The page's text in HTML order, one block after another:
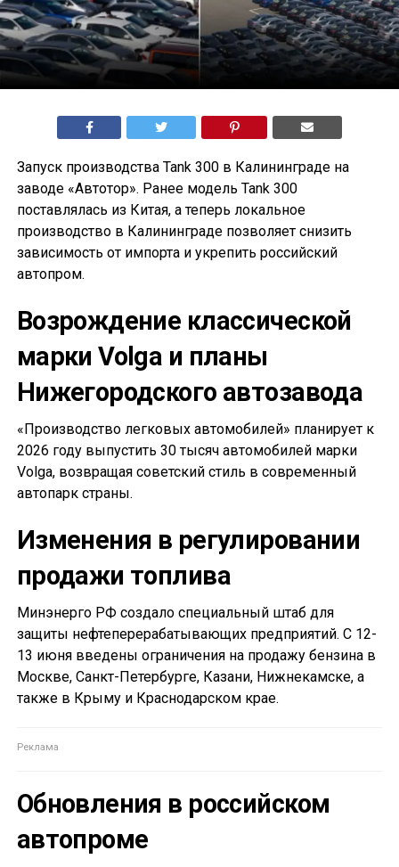
Запуск производства Tank 300 в Калининграде на
заводе «Автотор». Ранее модель Tank 300
поставлялась из Китая, а теперь локальное
производство в Калининграде позволяет снизить
зависимость от импорта и укрепить российский
автопром.
Возрождение классической
марки Volga и планы
Нижегородского автозавода
«Производство легковых автомобилей» планирует к
2026 году выпустить 30 тысяч автомобилей марки
Volga, возвращая советский стиль в современный
автопарк страны.
Изменения в регулировании
продажи топлива
Минэнерго РФ создало специальный штаб для
защиты нефтеперерабатывающих предприятий. С 12-
13 июня введены ограничения на продажу бензина в
Москве, Санкт-Петербурге, Казани, Нижнекамске, а
также в Крыму и Краснодарском крае.
Обновления в российском
автопроме